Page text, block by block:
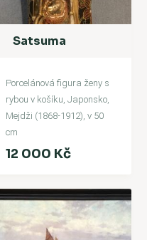
Satsuma
Porcelánová figura ženy s
rybou v košíku, Japonsko,
Mejdži (1868-1912), v 50
cm
12 000 Kč